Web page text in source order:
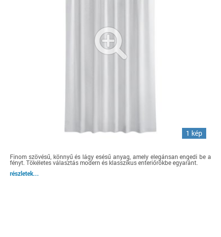
1 kép
Finom szövésű, könnyű és lágy esésű anyag, amely elegánsan engedi be a
fényt. Tökéletes választás modern és klasszikus enteriőrökbe egyaránt.
részletek...